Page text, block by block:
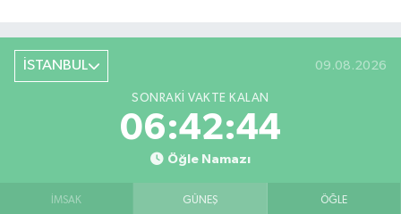
İSTANBUL 09.08.2026
SONRAKI VAKTE KALAN
06:42:44
Öğle Namazı
İMSAK GÜNEŞ ÖĞLE